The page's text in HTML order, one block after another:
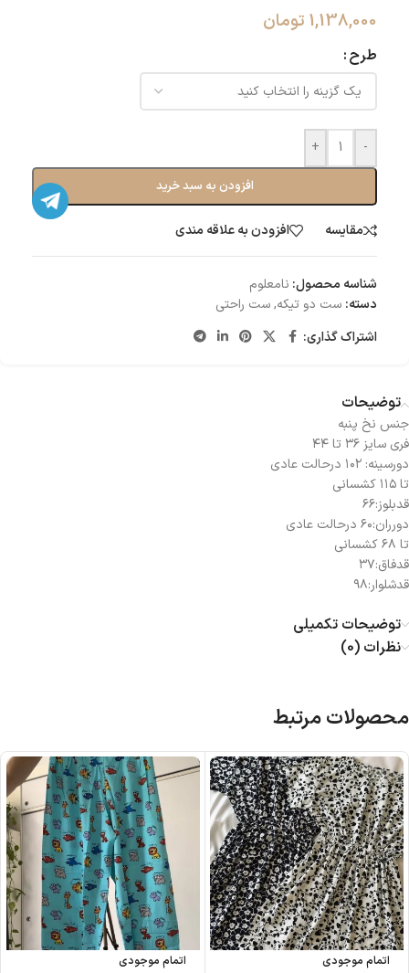
1,138,000 تومان
طرح
-
+
افزودن به سبد خرید
مقایسه افزودن به علاقه مندی
شناسه محصول: نامعلوم
دسته: ست دو تیکه,ست راحتی
اشتراک گذاری:
توضیحات
جنس نخ پنبه
فری سایز ۳۶ تا ۴۴
دورسینه: ۱۰۲ درحالت عادی
تا ۱۱۵ کشسانی
قدبلوز:۶۶
دورران:۶۰ درحالت عادی
تا ۶۸ کشسانی
قدفاق:۳۷
قدشلوار:۹۸
توضیحات تکمیلی
نظرات (0)
محصولات مرتبط
اتمام موجودی اتمام موجودی